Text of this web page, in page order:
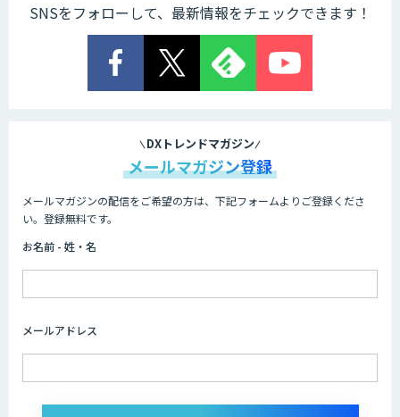
SNSをフォローして、最新情報をチェックできます！
DXトレンドマガジン
メールマガジン登録
メールマガジンの配信をご希望の方は、下記フォームよりご登録くださ
い。登録無料です。
お名前 - 姓・名
メールアドレス